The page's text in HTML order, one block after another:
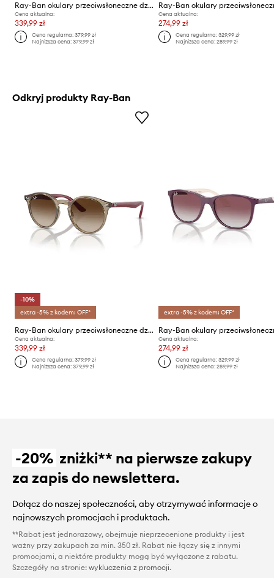
Ray-Ban okulary przeciwsłoneczne dziecięce
Cena aktualna:
339,99 zł
Cena regularna:379,99 zł
Najniższa cena:379,99 zł
Cena aktualna:
274,99 zł
Cena regularna: 329,99 zł
Najniższa cena: 289,99 zł
Odkryj produkty Ray-Ban
-10%
extra -5% z kodem: OFF*
Ray-Ban okulary przeciwsłoneczne dziecięce
Cena aktualna:
339,99 zł
Cena regularna:379,99 zł
Najniższa cena:379,99 zł
extra -5% z kodem: OFF*
Cena aktualna:
274,99 zł
Cena regularna: 329,99 zł
Najniższa cena: 289,99 zł
-20% zniżki** na pierwsze zakupy
za zapis do newslettera.
Dołącz do naszej społeczności, aby otrzymywać informacje o
najnowszych promocjach i produktach.
**Rabat jest jednorazowy, obejmuje nieprzecenione produkty i jest
ważny przy zakupach za min. 350 zł. Rabat nie łączy się z innymi
promocjami, a niektóre produkty mogą być wyłączone z rabatu.
Szczegóły na stronie: wykluczenia z promocji.